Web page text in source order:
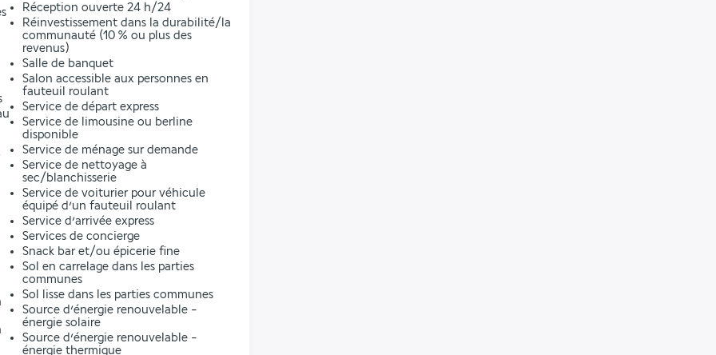
Réception ouverte 24 h/24
Réinvestissement dans la durabilité/la
communauté (10 % ou plus des
revenus)
Salle de banquet
Salon accessible aux personnes en
fauteuil roulant
Service de départ express
Service de limousine ou berline
disponible
Service de ménage sur demande
Service de nettoyage à
sec/blanchisserie
Service de voiturier pour véhicule
équipé d’un fauteuil roulant
Service d’arrivée express
Services de concierge
Snack bar et/ou épicerie fine
Sol en carrelage dans les parties
communes
Sol lisse dans les parties communes
Source d’énergie renouvelable -
énergie solaire
Source d’énergie renouvelable -
énergie thermique